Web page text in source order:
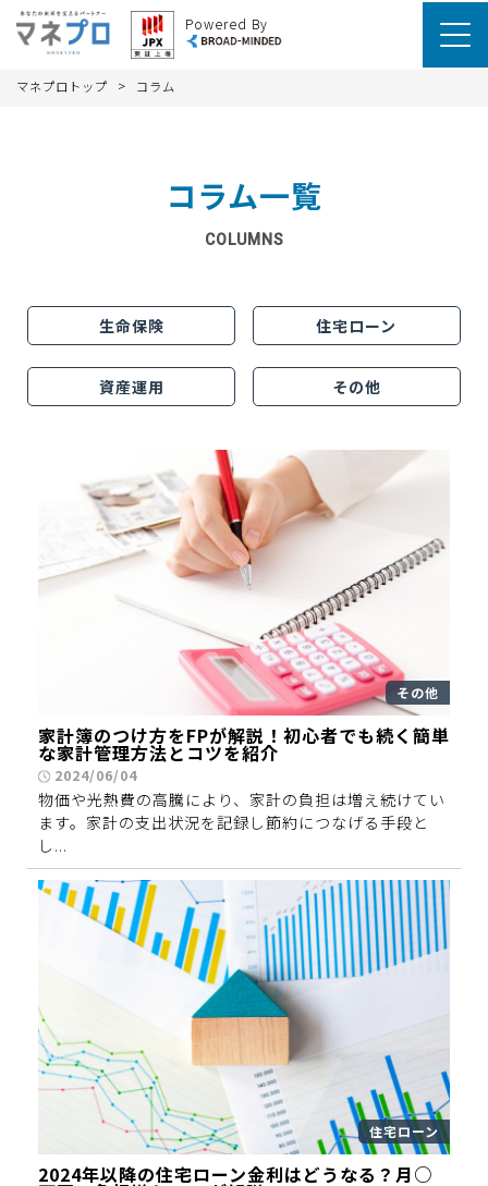
Powered By
マネプロトップ > コラム
コラム一覧
COLUMNS
生命保険 住宅ローン
資産運用 その他
その他
家計簿のつけ方をFPが解説！初心者でも続く簡単
な家計管理方法とコツを紹介
2024/06/04
物価や光熱費の高騰により、家計の負担は増え続けてい
ます。家計の支出状況を記録し節約につなげる手段と
し...
住宅ローン
2024年以降の住宅ローン金利はどうなる？月○